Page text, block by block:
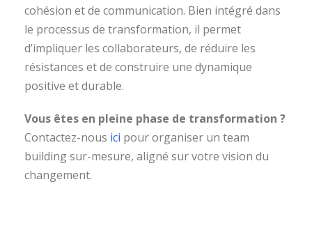
cohésion et de communication. Bien intégré dans
le processus de transformation, il permet
d’impliquer les collaborateurs, de réduire les
résistances et de construire une dynamique
positive et durable.
Vous êtes en pleine phase de transformation ?
Contactez-nous ici pour organiser un team
building sur-mesure, aligné sur votre vision du
changement.